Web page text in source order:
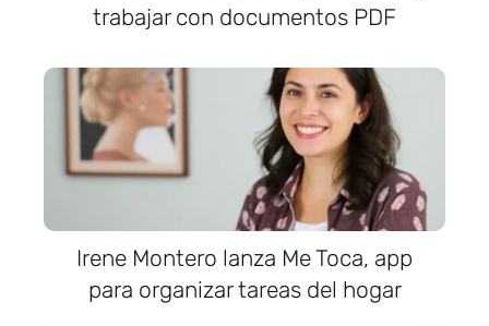
trabajar con documentos PDF
Irene Montero lanza Me Toca, app
para organizar tareas del hogar